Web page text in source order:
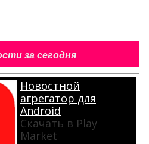
за сегодня
Новостной
агрегатор для
Android
Скачать в Play
Market